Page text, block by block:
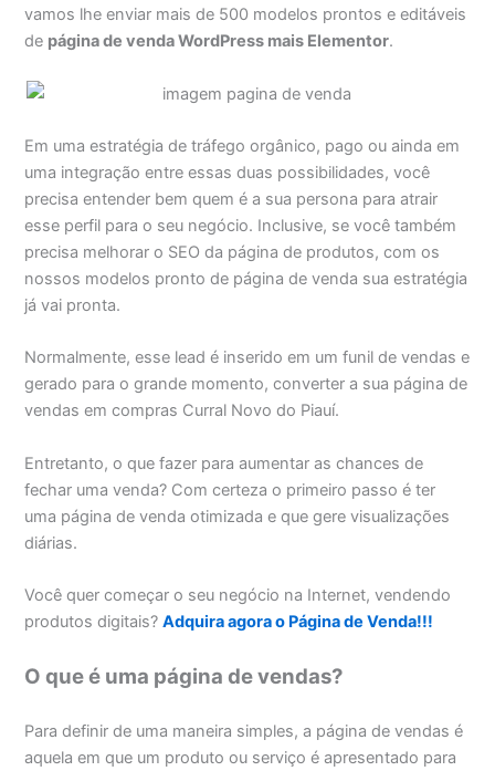
vamos lhe enviar mais de 500 modelos prontos e editáveis
de página de venda WordPress mais Elementor.
Em uma estratégia de tráfego orgânico, pago ou ainda em
uma integração entre essas duas possibilidades, você
precisa entender bem quem é a sua persona para atrair
esse perfil para o seu negócio. Inclusive, se você também
precisa melhorar o SEO da página de produtos, com os
nossos modelos pronto de página de venda sua estratégia
já vai pronta.
Normalmente, esse lead é inserido em um funil de vendas e
gerado para o grande momento, converter a sua página de
vendas em compras Curral Novo do Piauí.
Entretanto, o que fazer para aumentar as chances de
fechar uma venda? Com certeza o primeiro passo é ter
uma página de venda otimizada e que gere visualizações
diárias.
Você quer começar o seu negócio na Internet, vendendo
produtos digitais?Adquira agora o Página de Venda!!!
O que é uma página de vendas?
Para definir de uma maneira simples, a página de vendas é
aquela em que um produto ou serviço é apresentado para